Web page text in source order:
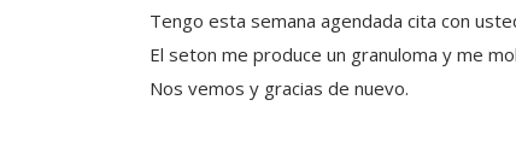
Tengo esta semana agendada cita con
El seton me produce un granuloma y me
Nos vemos y gracias de nuevo.